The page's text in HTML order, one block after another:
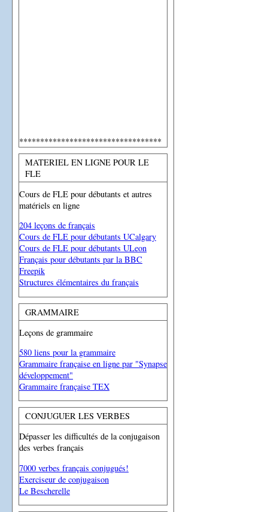
**********************************
MATERIEL EN LIGNE POUR LE
FLE
Cours de FLE pour débutants et autres
matériels en ligne
204 leçons de français
Cours de FLE pour débutants UCalgary
Cours de FLE pour débutants ULeon
Français pour débutants par la BBC
Freepik
Structures élémentaires du français
GRAMMAIRE
Leçons de grammaire
580 liens pour la grammaire
Grammaire française en ligne par "Synapse
développement"
Grammaire française TEX
CONJUGUER LES VERBES
Dépasser les difficultés de la conjugaison
des verbes français
7000 verbes français conjugués!
Exerciseur de conjugaison
Le Bescherelle